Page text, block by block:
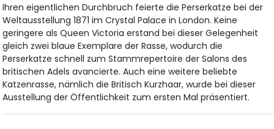
Ihren eigentlichen Durchbruch feierte die Perserkatze bei der
Weltausstellung 1871 im Crystal Palace in London. Keine
geringere als Queen Victoria erstand bei dieser Gelegenheit
gleich zwei blaue Exemplare der Rasse, wodurch die
Perserkatze schnell zum Stammrepertoire der Salons des
britischen Adels avancierte. Auch eine weitere beliebte
Katzenrasse, nämlich die Britisch Kurzhaar, wurde bei dieser
Ausstellung der Öffentlichkeit zum ersten Mal präsentiert.